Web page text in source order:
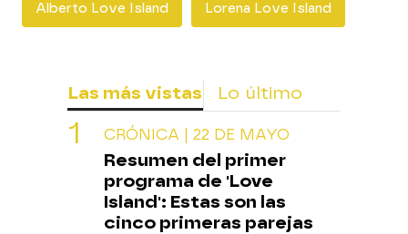
Alberto Love Island Lorena Love Island
Las más vistas Lo último
CRÓNICA | 22 DE MAYO
Resumen del primer
programa de 'Love
Island': Estas son las
cinco primeras parejas